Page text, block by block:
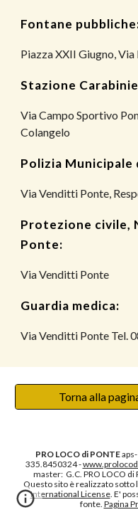
Fontane
Piazza XXII Giugno, Via
Stazione
Via Campo Sportivo
Colangelo
Polizia Municipale
Via Venditti Ponte,
Protezione civile,
Ponte:
Via Venditti Ponte
Guardia medica:
ViaVenditti Ponte Tel.
Torna alla
PRO LOCO di PONTEaps
335.8450324 -
master: G.C. PRO LOCO
Questo sito è realizzato sotto
International License. E'
fonte. Pagina